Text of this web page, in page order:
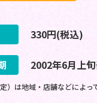
330円(税込)
2002年6月上旬
）は地域・店舗などによっ